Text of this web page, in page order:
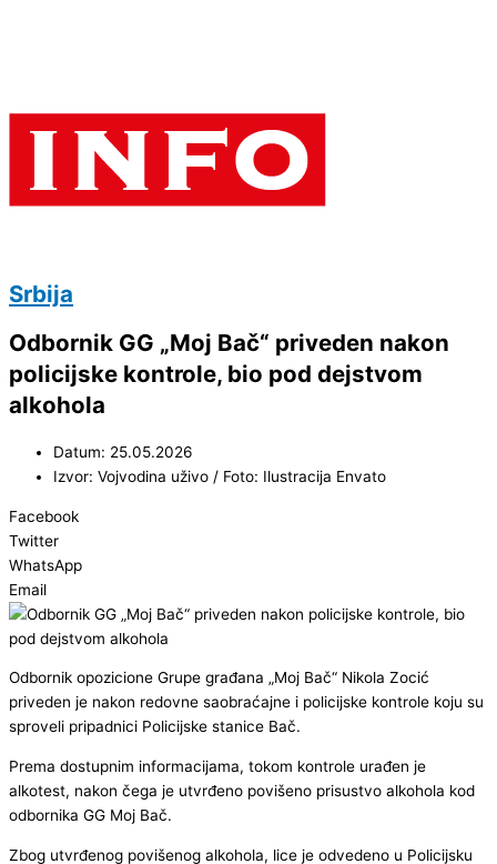
Srbija
Odbornik GG „Moj Bač“ priveden nakon
policijske kontrole, bio pod dejstvom
alkohola
Datum: 25.05.2026
Izvor: Vojvodina uživo / Foto: Ilustracija Envato
Facebook
Twitter
WhatsApp
Email
Odbornik opozicione Grupe građana „Moj Bač“ Nikola Zocić
priveden je nakon redovne saobraćajne i policijske kontrole koju su
sproveli pripadnici Policijske stanice Bač.
Prema dostupnim informacijama, tokom kontrole urađen je
alkotest, nakon čega je utvrđeno povišeno prisustvo alkohola kod
odbornika GG Moj Bač.
Zbog utvrđenog povišenog alkohola, lice je odvedeno u Policijsku